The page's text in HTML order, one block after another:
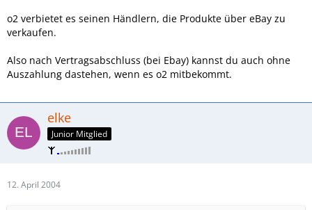
o2 verbietet es seinen Händlern, die Produkte über eBay zu
verkaufen.
Also nach Vertragsabschluss (bei Ebay) kannst du auch ohne
Auszahlung dastehen, wenn es o2 mitbekommt.
elke
Junior Mitglied
12. April 2004